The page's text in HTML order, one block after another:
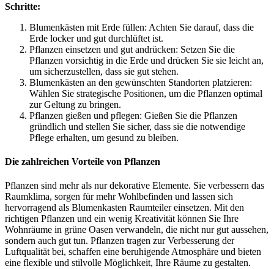
Schritte:
Blumenkästen mit Erde füllen: Achten Sie darauf, dass die
Erde locker und gut durchlüftet ist.
Pflanzen einsetzen und gut andrücken: Setzen Sie die
Pflanzen vorsichtig in die Erde und drücken Sie sie leicht an,
um sicherzustellen, dass sie gut stehen.
Blumenkästen an den gewünschten Standorten platzieren:
Wählen Sie strategische Positionen, um die Pflanzen optimal
zur Geltung zu bringen.
Pflanzen gießen und pflegen: Gießen Sie die Pflanzen
gründlich und stellen Sie sicher, dass sie die notwendige
Pflege erhalten, um gesund zu bleiben.
Die zahlreichen Vorteile von Pflanzen
Pflanzen sind mehr als nur dekorative Elemente. Sie verbessern das
Raumklima, sorgen für mehr Wohlbefinden und lassen sich
hervorragend als Blumenkasten Raumteiler einsetzen. Mit den
richtigen Pflanzen und ein wenig Kreativität können Sie Ihre
Wohnräume in grüne Oasen verwandeln, die nicht nur gut aussehen,
sondern auch gut tun. Pflanzen tragen zur Verbesserung der
Luftqualität bei, schaffen eine beruhigende Atmosphäre und bieten
eine flexible und stilvolle Möglichkeit, Ihre Räume zu gestalten.